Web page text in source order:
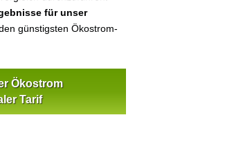
für unser
günstigsten Ökostrom-
Ökostrom
Tarif